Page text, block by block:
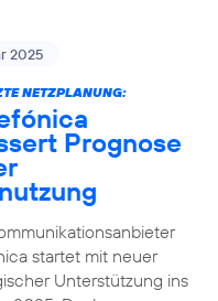
2025
NETZPLANUNG:
Prognose
startet mit neuer
Unterstützung ins